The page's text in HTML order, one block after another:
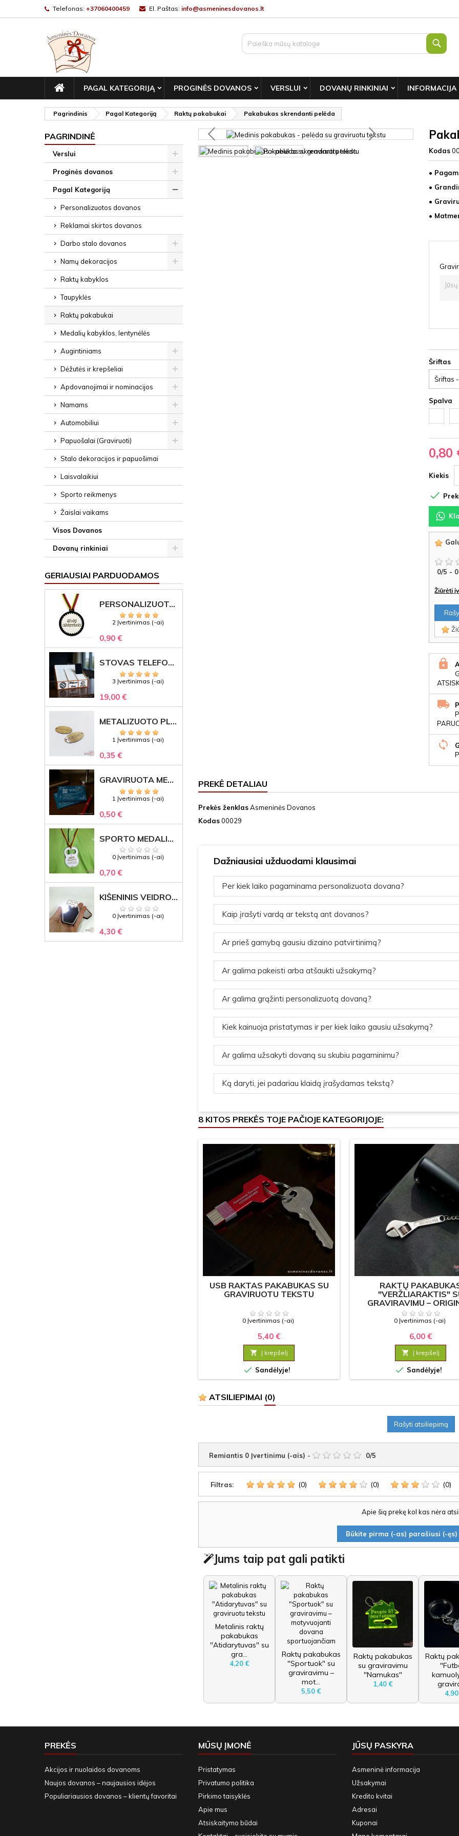
Telefonas: +37060400459 El. Paštas: info@asmeninesdovanos.lt
PAGRINDINIS
PAGAL KATEGORIJĄ PROGINĖS DOVANOS VERSLUI DOVANŲ RINKINIAI INFORMACIJA
Pagrindinis Pagal Kategoriją Raktų pakabukai Pakabukas skrendanti pelėda
PAGRINDINĖ
Verslui
Proginės dovanos
Pagal Kategoriją
Personalizuotos dovanos
Reklamai skirtos dovanos
Darbo stalo dovanos
Namų dekoracijos
Raktų kabyklos
Taupyklės
Raktų pakabukai
Medalių kabyklos, lentynėlės
Augintiniams
Dėžutės ir krepšeliai
Apdovanojimai ir nominacijos
Namams
Automobiliui
Papuošalai (Graviruoti)
Stalo dekoracijos ir papuošimai
Laisvalaikiui
Sporto reikmenys
Žaislai vaikams
Visos Dovanos
Dovanų rinkiniai
GERIAUSIAI PARDUODAMOS
PERSONALIZUOTAS MEDALIS "1" SU GRAVIRUOTU TEKSTU
2 Įvertinimas (-ai)
0,90 €
STOVAS TELEFONAMS KLASEI (27 VIETOS) – GRAVIRUOJAMAS ORGANIZATORIUS
3 Įvertinimas (-ai)
19,00 €
METALIZUOTO PLASTIKO ETIKETĖS SU GRAVIRUOTU TEKSTU -LOGOTIPU
1 Įvertinimas (-ai)
0,35 €
GRAVIRUOTA METALINĖ VIZITINĖ KORTELĖ SU LOGOTIPU – REPREZENTACINĖ VERSLO DOVANA
1 Įvertinimas (-ai)
0,50 €
SPORTO MEDALIS "STIPRUOLIS" SU GRAVIRUOTU TEKSTU
0 Įvertinimas (-ai)
0,70 €
KIŠENINIS VEIDRODĖLIS
0 Įvertinimas (-ai)
4,30 €
Kodas
•
•
•
•
Šriftas
Spalva
HDF
0,80
Kiekis

0/5 - 0
Žiūrėti
PREKĖ DETALIAU
Prekės ženklasAsmeninės Dovanos
Kodas00029
Dažniausiai užduodami klausimai
Per kiek laiko pagaminama personalizuota dovana?
Kaip įrašyti vardą ar tekstą ant dovanos?
Ar prieš gamybą gausiu dizaino patvirtinimą?
Ar galima pakeisti arba atšaukti užsakymą?
Ar galima grąžinti personalizuotą dovaną?
Kiek kainuoja pristatymas ir per kiek laiko gausiu užsakymą?
Ar galima užsakyti dovaną su skubiu pagaminimu?
Ką daryti, jei padariau klaidą įrašydamas tekstą?
8 KITOS PREKĖS TOJE PAČIOJE KATEGORIJOJE:
USB RAKTAS PAKABUKAS SU
GRAVIRUOTU TEKSTU
0 Įvertinimas (-ai)
5,40 €
 Į krepšelį
 Sandėlyje!
RAKTŲ
"VERŽLIARAKTIS"
GRAVIRAVIMU –
DOVANA VYRUI,
0 Įvertinimas (-ai)
6,00 €
 Į krepšelį
 Sandėlyje!
ATSILIEPIMAI (0)
Rašyti atsiliepimą
Remiantis 0 Įvertinimu (-ais) - 0/5
Filtras: (0) (0) (0)
Apie šią prekę kol kas nėra
Būkite pirma (-as) parašiusi (-
Jums taip pat gali patikti
Metalinis raktų
pakabukas
"Atidarytuvas" su
gra...
4,20 €
Raktų pakabukas
"Sportuok" su
graviravimu –
mot...
5,50 €
Raktų pakabukas
su graviravimu
"Namukas"
1,40 €
Raktų
PREKĖS
Akcijos ir nuolaidos dovanoms
Naujos dovanos – naujausios idėjos
Populiariausios dovanos – klientų favoritai
MŪSŲ ĮMONĖ
Pristatymas
Privatumo politika
Pirkimo taisyklės
Apie mus
Atsiskaitymo būdai
JŪSŲ PASKYRA
Asmeninė informacija
Užsakymai
Kredito kvitai
Adresai
Kuponai